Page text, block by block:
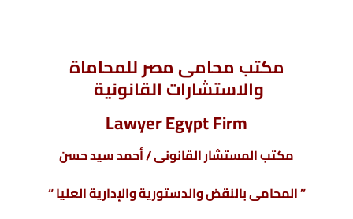
مكتب محامى مصر للمحاماة
والاستشارات القانونية
Lawyer Egypt Firm
مكتب المستشار القانونى / أحمد سيد حسن
” المحامى بالنقض والدستورية والإدارية العليا “